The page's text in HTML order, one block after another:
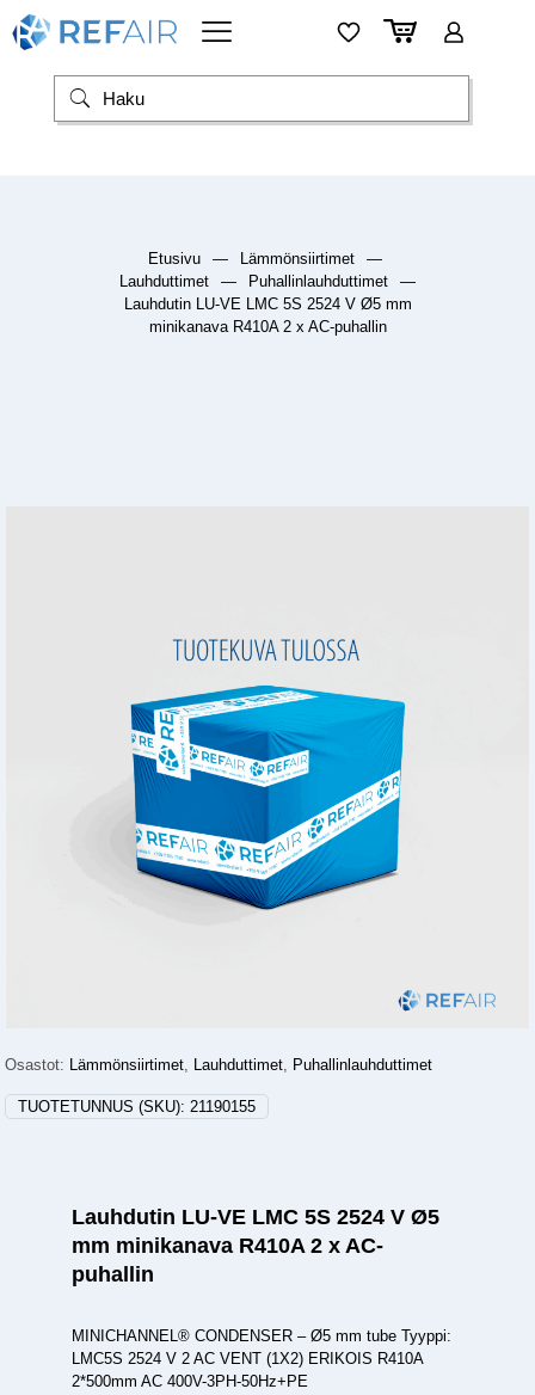
Etusivu — Lämmönsiirtimet
—
Lauhduttimet
— Puhallinlauhduttimet
—
Lauhdutin LU-VE LMC 5S 2524 V Ø5 mm
minikanava R410A 2 x AC-puhallin
Osastot: Lämmönsiirtimet, Lauhduttimet, Puhallinlauhduttimet
TUOTETUNNUS (SKU):21190155
Lauhdutin LU-VE LMC 5S 2524 V Ø5
mm minikanava R410A 2 x AC-
puhallin
MINICHANNEL® CONDENSER – Ø5 mm tube Tyyppi:
LMC5S 2524 V 2 AC VENT (1X2) ERIKOIS R410A
2*500mm AC 400V-3PH-50Hz+PE